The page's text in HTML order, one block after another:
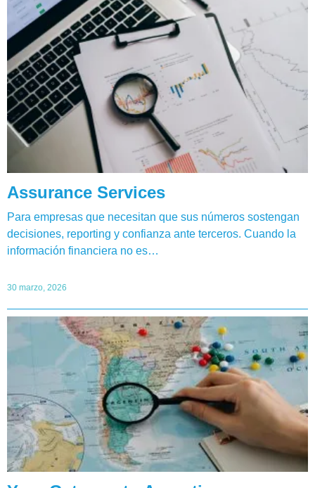
Assurance Services
Para empresas que necesitan que sus números sostengan
decisiones, reporting y confianza ante terceros. Cuando la
información financiera no es…
30 marzo, 2026